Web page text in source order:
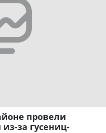
провели
за гусениц-